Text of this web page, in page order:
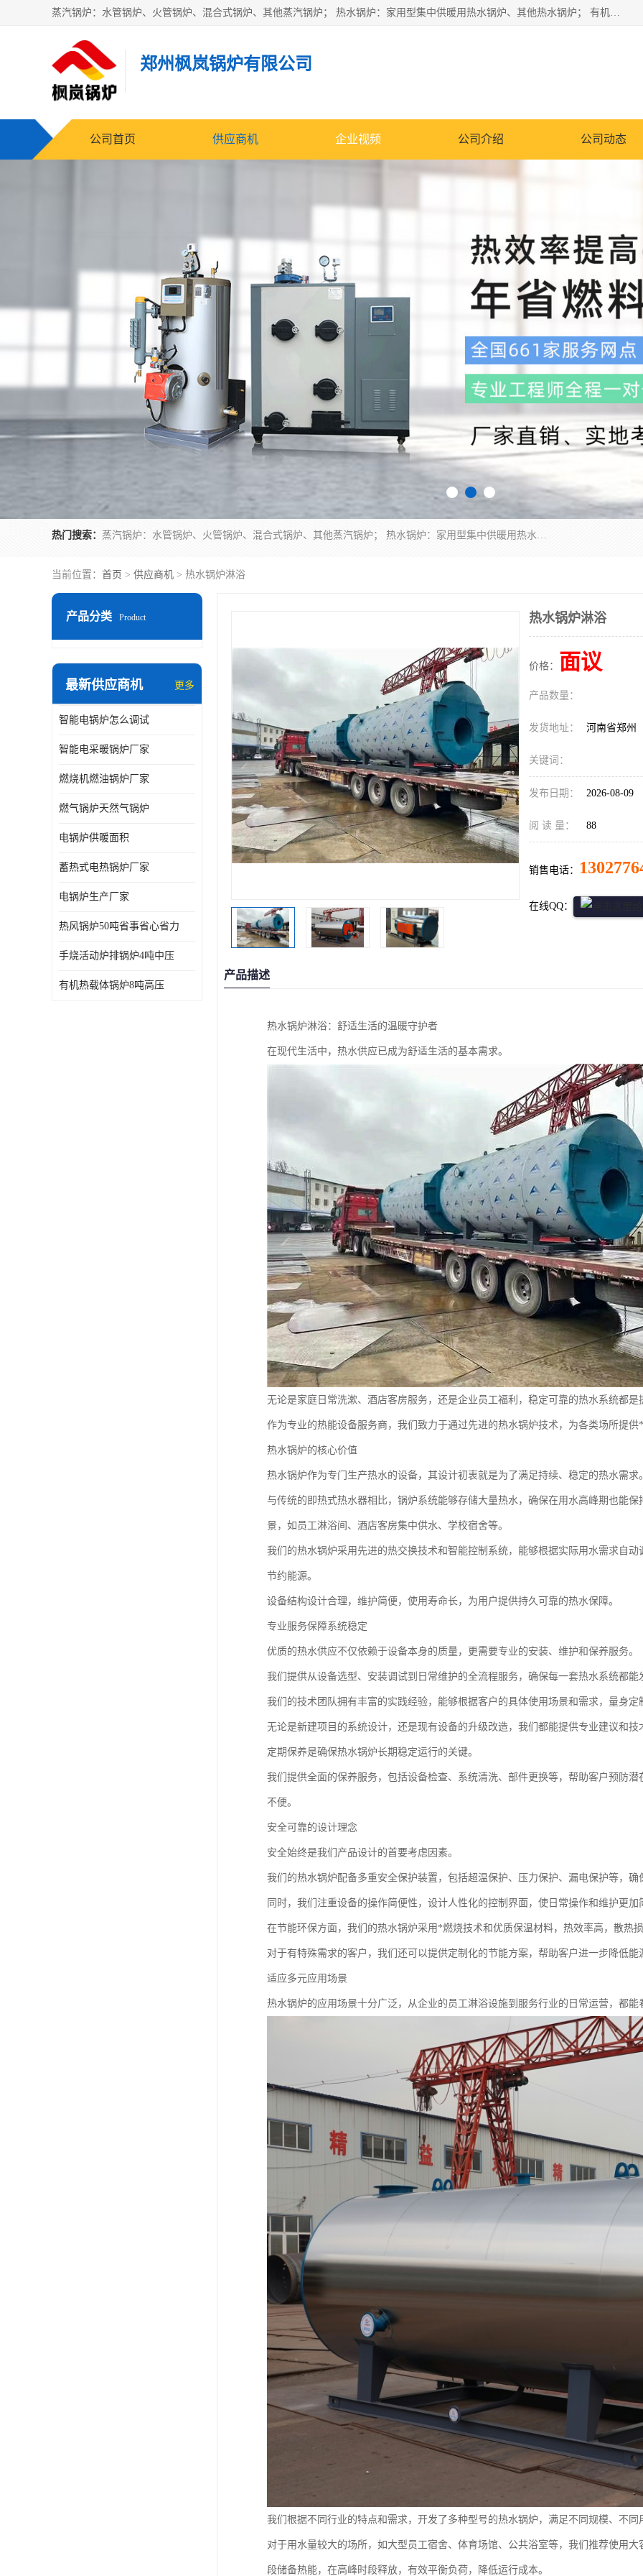
蒸汽锅炉：水管锅炉、火管锅炉、混合式锅炉、其他蒸汽锅炉； 热水锅炉：家用型集中供暖用热水锅炉、其他热水锅炉； 有机热载体锅炉； 船用蒸汽锅炉； （锅炉用辅助设备及装置）蒸汽冷凝器：表面冷凝器、混合式冷凝器、空冷式冷凝器、其他蒸汽冷凝器； 锅炉用辅助设备：节热器、蒸汽收集器、蓄能器、烟垢清除器、气体回收器、泥渣刮除器、空气预热器、其他锅炉用辅助设备；
郑州枫岚锅炉有限公司
公司首页 供应商机 企业视频 公司介绍 公司动态
热门搜索： 蒸汽锅炉：水管锅炉、火管锅炉、混合式锅炉、其他蒸汽锅炉； 热水锅炉：家用型集中供暖用热水锅炉、其他热水锅炉； 有机热载体锅炉； 船用蒸汽锅炉； （锅炉用辅助设备及装置）蒸汽冷凝器：表面冷凝器、混合式冷凝器、空冷式冷凝器、其他蒸汽冷凝器； 锅炉用辅助设备：节热器、蒸汽收集器、蓄能器、烟垢清除器、气体回收器、泥渣刮除器、空气预热器、其他锅炉用辅助设备；
当前位置： 首页 > 供应商机 > 热水锅炉淋浴
产品分类 Product
最新供应商机 更多
智能电锅炉怎么调试
智能电采暖锅炉厂家
燃烧机燃油锅炉厂家
燃气锅炉天然气锅炉
电锅炉供暖面积
蓄热式电热锅炉厂家
电锅炉生产厂家
热风锅炉50吨省事省心省力
手烧活动炉排锅炉4吨中压
有机热载体锅炉8吨高压
热水锅炉淋浴
价格： 面议
产品数量：
发货地址： 河南省郑州
关键词：
发布日期： 2026-08-09
阅 读 量： 88
销售电话：
在线QQ：
产品描述
热水锅炉淋浴：舒适生活的温暖守护者
在现代生活中，热水供应已成为舒适生活的基本需求。
无论是家庭日常洗漱、酒店客房服务，还是企业员工福利，稳定可靠的热水系统都
作为专业的热能设备服务商，我们致力于通过先进的热水锅炉技术，为各类场所提
热水锅炉的核心价值
热水锅炉作为专门生产热水的设备，其设计初衷就是为了满足持续、稳定的热水需求
与传统的即热式热水器相比，锅炉系统能够存储大量热水，确保在用水高峰期也能
景，如员工淋浴间、酒店客房集中供水、学校宿舍等。
我们的热水锅炉采用先进的热交换技术和智能控制系统，能够根据实际用水需求自
节约能源。
设备结构设计合理，维护简便，使用寿命长，为用户提供持久可靠的热水保障。
专业服务保障系统稳定
优质的热水供应不仅依赖于设备本身的质量，更需要专业的安装、维护和保养服务。
我们提供从设备选型、安装调试到日常维护的全流程服务，确保每一套热水系统都能
我们的技术团队拥有丰富的实践经验，能够根据客户的具体使用场景和需求，量身
无论是新建项目的系统设计，还是现有设备的升级改造，我们都能提供专业建议和技
定期保养是确保热水锅炉长期稳定运行的关键。
我们提供全面的保养服务，包括设备检查、系统清洗、部件更换等，帮助客户预防
不便。
安全可靠的设计理念
安全始终是我们产品设计的首要考虑因素。
我们的热水锅炉配备多重安全保护装置，包括超温保护、压力保护、漏电保护等，
同时，我们注重设备的操作简便性，设计人性化的控制界面，使日常操作和维护更加
在节能环保方面，我们的热水锅炉采用*燃烧技术和优质保温材料，热效率高，散热
对于有特殊需求的客户，我们还可以提供定制化的节能方案，帮助客户进一步降低能
适应多元应用场景
热水锅炉的应用场景十分广泛，从企业的员工淋浴设施到服务行业的日常运营，都能
我们根据不同行业的特点和需求，开发了多种型号的热水锅炉，满足不同规模、不同
对于用水量较大的场所，如大型员工宿舍、体育场馆、公共浴室等，我们推荐使用
段储备热能，在高峰时段释放，有效平衡负荷，降低运行成本。